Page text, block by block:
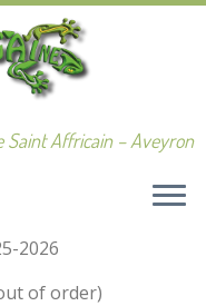
Saint Affricain – Aveyron
2026
of order)